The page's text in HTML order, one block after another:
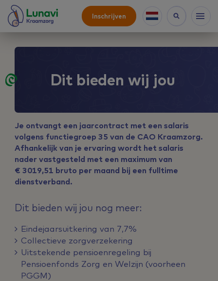
Inschrijven
Dit bieden wij jou
Je ontvangt een jaarcontract met een salaris
volgens functiegroep 35 van de CAO Kraamzorg.
Afhankelijk van je ervaring wordt het salaris
nader vastgesteld met een maximum van
€ 3019,51 bruto per maand bij een fulltime
dienstverband.
Dit bieden wij jou nog meer:
Eindejaarsuitkering van 7,7%
Collectieve zorgverzekering
Uitstekende pensioenregeling bij
Pensioenfonds Zorg en Welzijn (voorheen
PGGM)